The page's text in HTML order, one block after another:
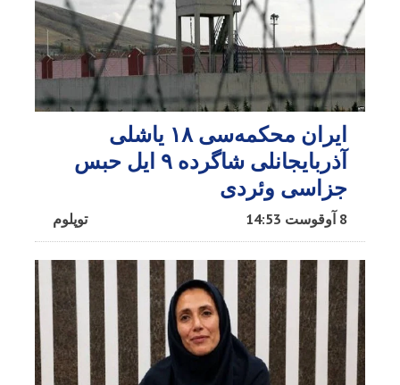
ایران محکمه‌سی ۱۸ یاشلی
آذربایجانلی شاگرده ۹ ایل حبس
جزاسی وئردی
توپلوم 8 آوقوست 14:53